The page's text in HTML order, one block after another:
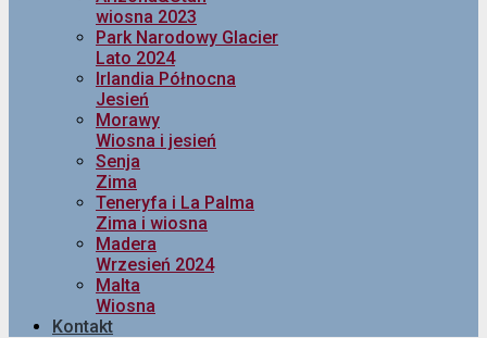
wiosna 2023
Park Narodowy Glacier
Lato 2024
Irlandia Północna
Jesień
Morawy
Wiosna i jesień
Senja
Zima
Teneryfa i La Palma
Zima i wiosna
Madera
Wrzesień 2024
Malta
Wiosna
Kontakt